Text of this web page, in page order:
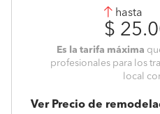
hasta
$
Es la tarifa máxima
profesionales para los
local
Ver Precio de